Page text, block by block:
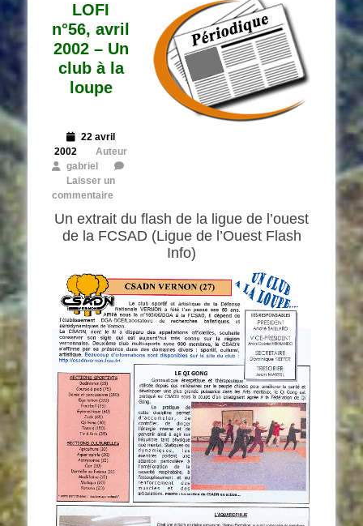
LOFI
n°56, avril
2002 – Un
club à la
loupe
Posted
on
22 avril
2002
Auteur
gabriel
Laisser un
commentaire
Un extrait du flash de la ligue de l’ouest
de la FCSAD (Ligue de l’Ouest Flash
Info)